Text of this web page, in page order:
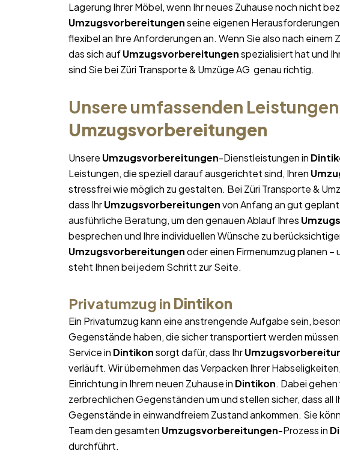
Lagerung Ihrer Möbel, wenn Ihr neues Zuhause noch nicht
Umzugsvorbereitungenseine eigenen
flexibel an Ihre Anforderungen an. Wenn Sie also nach einem
das sich aufUmzugsvorbereitungenspezialisiert hat und
sind Sie bei Züri Transporte & Umzüge AG genau richtig.
Unsere umfassenden
Umzugsvorbereitungen
Unsere Umzugsvorbereitungen-Dienstleistungen in
Leistungen, die speziell darauf ausgerichtet sind, Ihren
stressfrei wie möglich zu gestalten. Bei Züri Transporte &
dass IhrUmzugsvorbereitungenvon Anfang an gut
ausführliche Beratung, um den genauen Ablauf Ihres
besprechen und Ihre individuellen Wünsche zu
Umzugsvorbereitungenoder einen Firmenumzug planen –
steht Ihnen bei jedem Schritt zur Seite.
Privatumzug in Dintikon
Ein Privatumzug kann eine anstrengende Aufgabe sein,
Gegenstände haben, die sicher transportiert werden
Service in Dintikonsorgt dafür, dass Ihr
verläuft. Wir übernehmen das Verpacken Ihrer
Einrichtung in Ihrem neuen Zuhause in Dintikon. Dabei
zerbrechlichen Gegenständen um und stellen sicher, dass all
Gegenstände in einwandfreiem Zustand ankommen. Sie
Team den gesamten Umzugsvorbereitungen-Prozess in
durchführt.